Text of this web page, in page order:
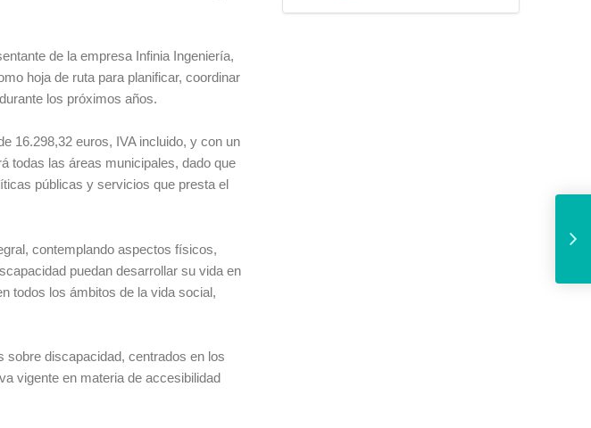
de la empresa Infinia Ingeniería,
hoja de ruta para planificar, coordinar
los próximos años.
16.298,32 euros, IVA incluido, y con un
todas las áreas municipales, dado que
públicas y servicios que presta el
contemplando aspectos físicos,
puedan desarrollar su vida en
todos los ámbitos de la vida social,
discapacidad, centrados en los
vigente en materia de accesibilidad